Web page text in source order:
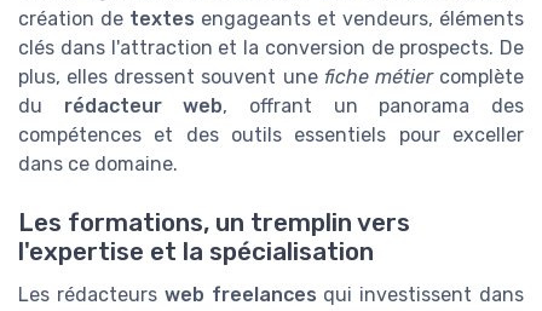
création de textes engageants et vendeurs, éléments
clés dans l'attraction et la conversion de prospects. De
plus, elles dressent souvent une fiche métiercomplète
du rédacteur web, offrant un panorama des
compétences et des outils essentiels pour exceller
dans ce domaine.
Les formations, un tremplin vers
l'expertise et la spécialisation
Les rédacteurs web freelances qui investissent dans